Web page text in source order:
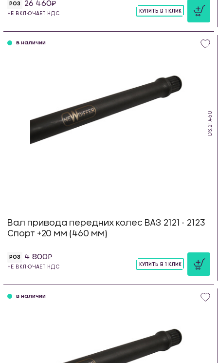
РОЗ 26 460
НЕ ВКЛЮЧАЕТ НДС
КУПИТЬ В 1 КЛИК
DS.21.460
в наличии
Вал привода передних колес ВАЗ 2121 - 2123
Спорт +20 мм (460 мм)
РОЗ 4 800
НЕ ВКЛЮЧАЕТ НДС
КУПИТЬ В 1 КЛИК
в наличии